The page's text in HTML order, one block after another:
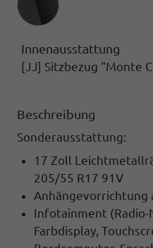
Innenausstattung
[JJ] Sitzbezug "Monte
Beschreibung
Sonderausstattung:
17 Zoll
205/55 R17 91V
Anhängevorrichtung
Infotainment
Farbdisplay,